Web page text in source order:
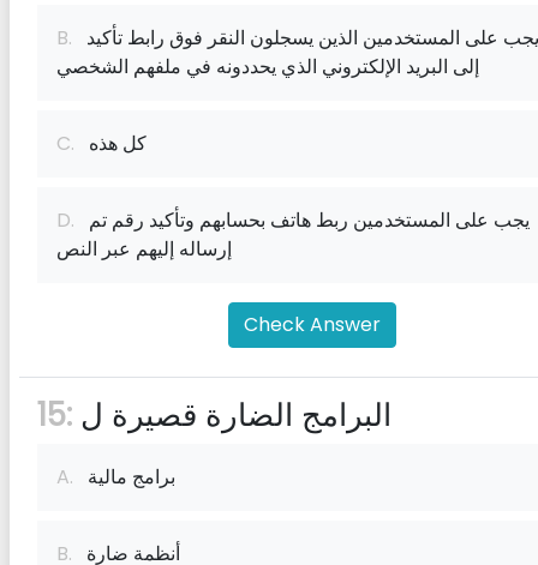
B.
إلى البريد الإلكتروني الذي يحددونه في ملفهم الشخصي
C. كل هذه
D.
إرساله إليهم عبر النص
Check Answer
15: البرامج الضارة قصيرة ل
A. برامج مالية
B. أنظمة ضارة